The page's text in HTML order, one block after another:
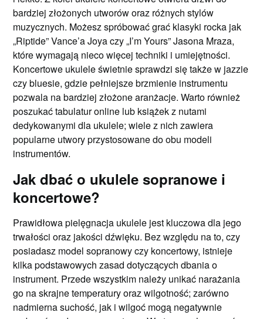
bardziej złożonych utworów oraz różnych stylów
muzycznych. Możesz spróbować grać klasyki rocka jak
„Riptide” Vance’a Joya czy „I’m Yours” Jasona Mraza,
które wymagają nieco więcej techniki i umiejętności.
Koncertowe ukulele świetnie sprawdzi się także w jazzie
czy bluesie, gdzie pełniejsze brzmienie instrumentu
pozwala na bardziej złożone aranżacje. Warto również
poszukać tabulatur online lub książek z nutami
dedykowanymi dla ukulele; wiele z nich zawiera
popularne utwory przystosowane do obu modeli
instrumentów.
Jak dbać o ukulele sopranowe i
koncertowe?
Prawidłowa pielęgnacja ukulele jest kluczowa dla jego
trwałości oraz jakości dźwięku. Bez względu na to, czy
posiadasz model sopranowy czy koncertowy, istnieje
kilka podstawowych zasad dotyczących dbania o
instrument. Przede wszystkim należy unikać narażania
go na skrajne temperatury oraz wilgotność; zarówno
nadmierna suchość, jak i wilgoć mogą negatywnie